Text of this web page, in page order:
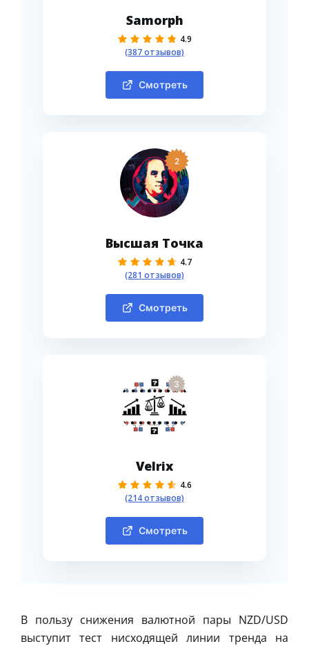
Samorph
4.9
(387 отзывов)
Смотреть
2
Высшая Точка
4.7
(281 отзывов)
Смотреть
3
Velrix
4.6
(214 отзывов)
Смотреть
В пользу снижения валютной пары NZD/USD
выступит тест нисходящей линии тренда на